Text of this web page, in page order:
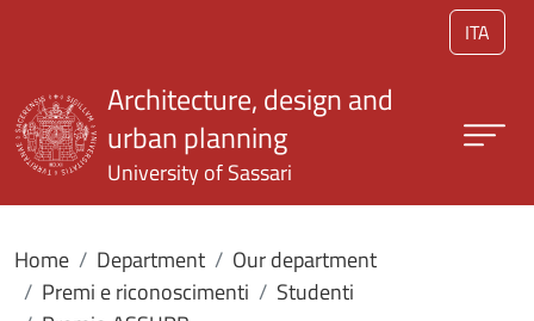
ITA
Architecture, design and
urban planning
University of Sassari
Home Department
Our department
Premi e riconoscimenti
Studenti